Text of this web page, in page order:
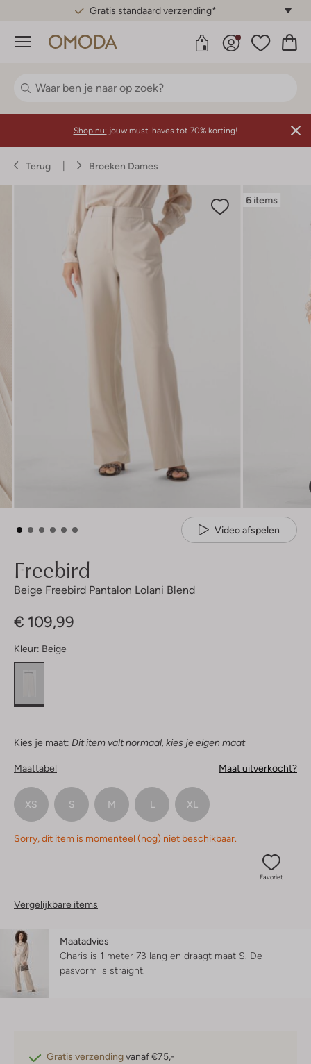
Gratis standaard verzending*
Menu
Shop nu: jouw must-haves tot 70% korting!
Terug Broeken Dames
6 items
Video afspelen
Freebird
Beige Freebird Pantalon Lolani Blend
€ 109,99
Kleur: Beige
Kies je maat: Dit item valt normaal, kies je eigen maat
Maattabel Maat uitverkocht?
XS S M L XL
Sorry, dit item is momenteel (nog) niet beschikbaar.
Favoriet
Vergelijkbare items
Maatadvies
Charis is 1 meter 73 lang en draagt maat S. De
pasvorm is straight
Gratis verzendingvanaf €75,-